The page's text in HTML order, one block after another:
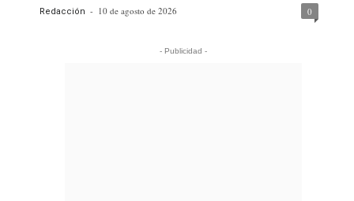
Redacción - 10 de agosto de 2026 0
- Publicidad -